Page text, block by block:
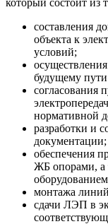
составления
объекта к
условий;
будущему
согласования
нормативной
разработки и
документации;
обеспечения
ЖБ опорами, а
монтажа
сдачи ЛЭП в